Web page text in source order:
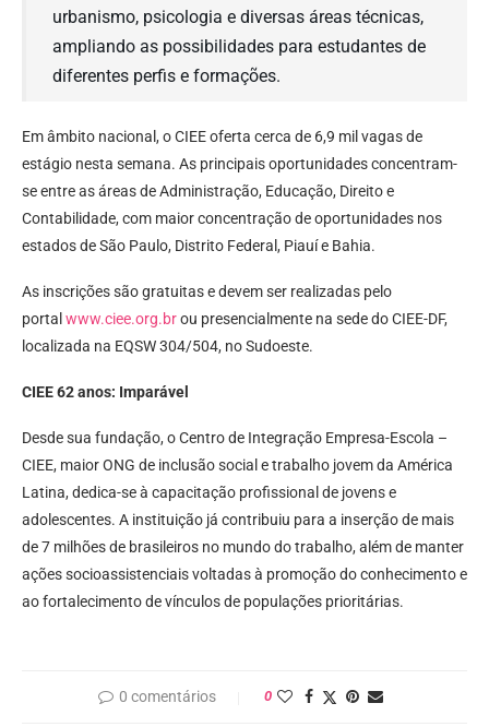
urbanismo, psicologia e diversas áreas técnicas,
ampliando as possibilidades para estudantes de
diferentes perfis e formações.
Em âmbito nacional, o CIEE oferta cerca de 6,9 mil vagas de
estágio nesta semana. As principais oportunidades concentram-
se entre as áreas de Administração, Educação, Direito e
Contabilidade, com maior concentração de oportunidades nos
estados de São Paulo, Distrito Federal, Piauí e Bahia.
As inscrições são gratuitas e devem ser realizadas pelo
portal www.ciee.org.brou presencialmente na sede do CIEE-DF,
localizada na EQSW 304/504, no Sudoeste.
CIEE 62 anos: Imparável
Desde sua fundação, o Centro de Integração Empresa-Escola –
CIEE, maior ONG de inclusão social e trabalho jovem da América
Latina, dedica-se à capacitação profissional de jovens e
adolescentes. A instituição já contribuiu para a inserção de mais
de 7 milhões de brasileiros no mundo do trabalho, além de manter
ações socioassistenciais voltadas à promoção do conhecimento e
ao fortalecimento de vínculos de populações prioritárias.
0 comentários 0